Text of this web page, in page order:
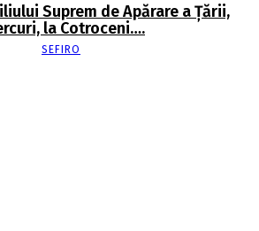
Suprem de Apărare a Ţării,
la Cotroceni….
SEFIRO